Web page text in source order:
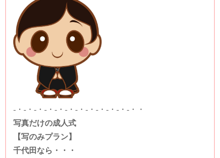
-・-・-・-・-・-・-・-・-・-・-・-・・
写真だけの成人式
【写のみプラン】
千代田なら・・・